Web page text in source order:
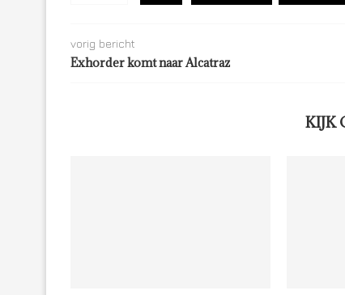
vorig bericht
Exhorder komt naar Alcatraz
KIJK